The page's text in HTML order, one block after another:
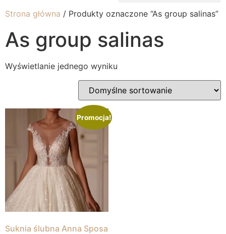
Strona główna / Produkty oznaczone “As group salinas”
As group salinas
Wyświetlanie jednego wyniku
Promocja!
Suknia ślubna Anna Sposa